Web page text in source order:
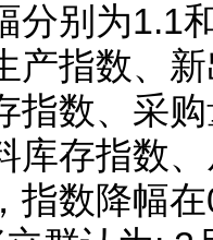
分别为1.1
产指数、
指数、采
库存指数
指数降幅